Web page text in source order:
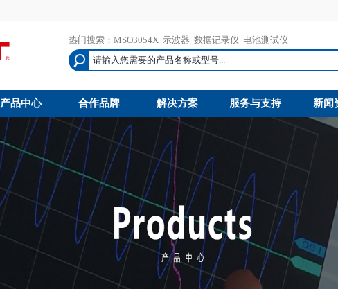
热门搜索： MSO3054X 示波器 数据记录仪 电池测试仪
产品中心 合作品牌 解决方案 服务与支持 新闻